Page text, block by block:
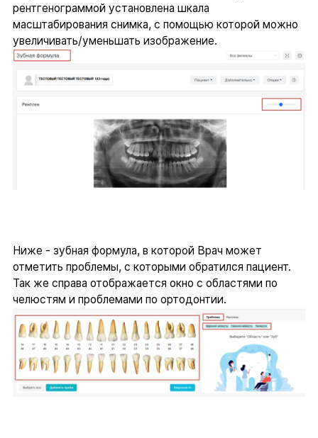
рентгенограммой установлена шкала
масштабирования снимка, с помощью которой можно
увеличивать/уменьшать изображение.
Ниже - зубная формула, в которой Врач может
отметить проблемы, с которыми обратился пациент.
Так же справа отображается окно с областями по
челюстям и проблемами по ортодонтии.